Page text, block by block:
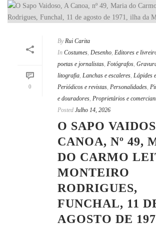
0
By Rui Carita
In Costumes, Desenho, Editores e
poetas e jornalistas, Fotógrafos,
litografia, Lanchas e escaleres, Lápides
Periódicos e revistas, Personalidades,
e douradores, Proprietários e
Posted Julho 14, 2026
O SAPO
CANOA, Nº 49,
DO CARMO
MONTEIRO
RODRIGUES,
FUNCHAL, 11
AGOSTO DE